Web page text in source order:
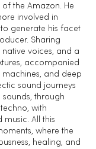
the Amazon. He
involved in
generate his facet
Sharing
voices, and a
accompanied
machines, and deep
sound journeys
through
with
All this
where the
healing, and